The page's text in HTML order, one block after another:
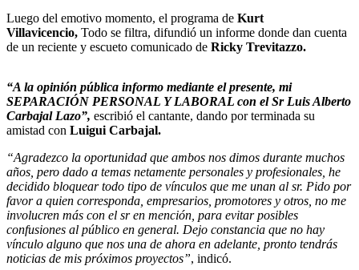
Luego del emotivo momento, el programa de Kurt
Villavicencio, Todo se filtra, difundió un informe donde dan cuenta
de un reciente y escueto comunicado de Ricky Trevitazzo.
“A la opinión pública informo mediante el presente, mi
SEPARACIÓN PERSONAL Y LABORAL con el Sr Luis Alberto
Carbajal Lazo”, escribió el cantante, dando por terminada su
amistad con Luigui Carbajal.
“Agradezco la oportunidad que ambos nos dimos durante muchos
años, pero dado a temas netamente personales y profesionales, he
decidido bloquear todo tipo de vínculos que me unan al sr. Pido por
favor a quien corresponda, empresarios, promotores y otros, no me
involucren más con el sr en mención, para evitar posibles
confusiones al público en general. Dejo constancia que no hay
vínculo alguno que nos una de ahora en adelante, pronto tendrás
noticias de mis próximos proyectos”, indicó.